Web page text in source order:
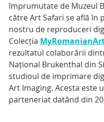
împrumutate de Muzeul
către Art Safari se află în
nostru de reproduceri
Colecția
rezultatul colaborării
Național Brukenthal din
studioul de imprimare
Art Imaging. Acesta este
parteneriat datând din